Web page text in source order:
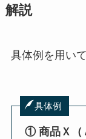
解説
具体例を用い
具体例
① 商品Ｘ（